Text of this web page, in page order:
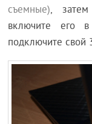
съемные), затем
включите его
подключите свой